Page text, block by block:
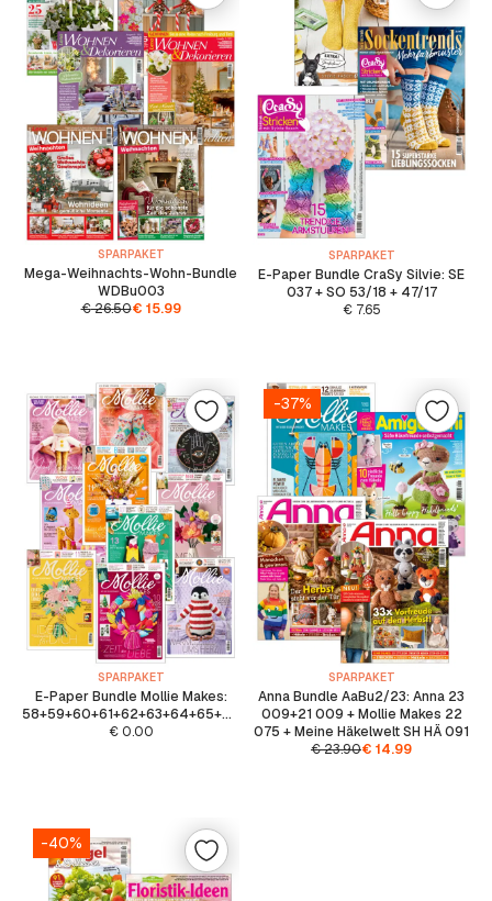
SPARPAKET
Mega-Weihnachts-Wohn-Bundle
WDBu003
€26.50€ 15.99
SPARPAKET
E-Paper Bundle CraSy Silvie: SE
037 + SO 53/18 + 47/17
€7.65
SPARPAKET
E-Paper Bundle Mollie Makes:
58+59+60+61+62+63+64+65+66+67
€0.00
-37%
SPARPAKET
Anna Bundle AaBu2/23: Anna 23
009+21 009 + Mollie Makes 22
075 + Meine Häkelwelt SH HÄ 091
€23.90€ 14.99
-40%